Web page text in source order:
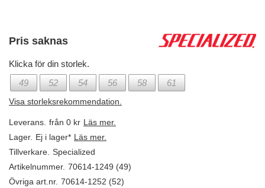
Pris saknas
Klicka för din storlek.
49
52 54 56 58 61
Visa storleksrekommendation.
Leverans. från 0 kr Läs mer.
Lager. Ej i lager* Läs mer.
Tillverkare. Specialized
Artikelnummer. 70614-1249 (49)
Övriga art.nr. 70614-1252 (52)